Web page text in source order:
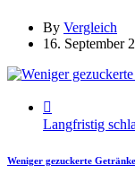
By Vergleich
16. September
Langfristig
Weniger gezuckerte